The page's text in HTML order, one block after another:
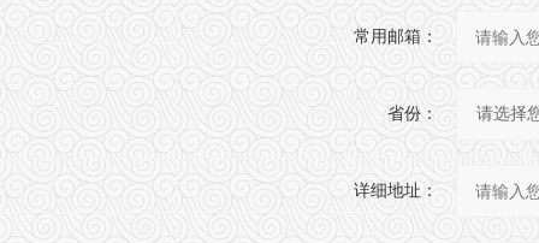
常用邮箱：
省份：
详细地址：